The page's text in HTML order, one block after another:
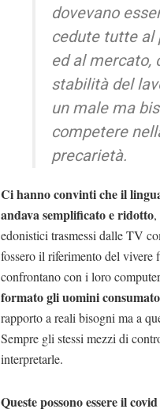
dovevano
cedute tutte al
ed al mercato,
stabilità del
un male ma
competere
precarietà.
Ci hanno convinti che il
andava semplificato e ridotto
edonistici trasmessi dalle TV
fossero il riferimento del
confrontano con i loro
formato gli uomini
rapporto a reali bisogni ma a
Sempre gli stessi mezzi di
interpretarle.
Queste possono essere il